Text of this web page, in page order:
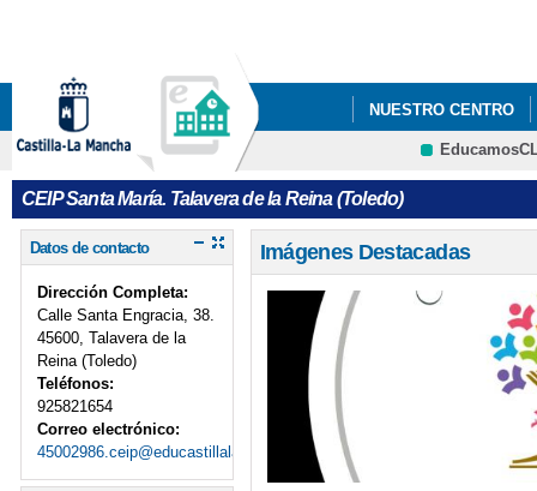
NUESTRO CENTRO
02/04/2025 DÍA
02/06/2025
06/05/2025 NIEVE Y
11/02/2025 VISITA
11/06/2025 EL
12/05/2025
14/02/2025 RETO
CEIP Santa María. Talavera de la Reina (Toledo)
Datos de contacto
Dirección Completa:
Calle Santa Engracia, 38.
45600, Talavera de la
Reina (Toledo)
Teléfonos:
925821654
Correo electrónico:
45002986.ceip@educastillalamancha.es
Imágenes Destacadas